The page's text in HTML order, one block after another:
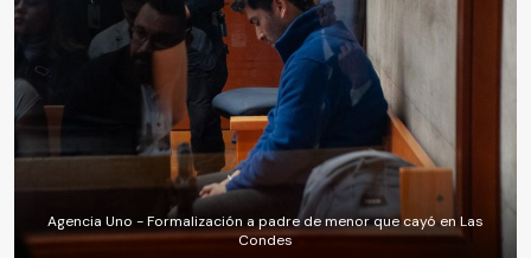
Agencia Uno - Formalización a padre de menor que cayó en Las
Condes